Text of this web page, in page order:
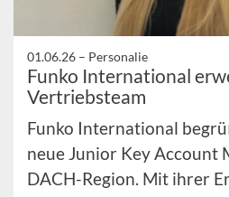
01.06.26 – Personalie
Funko International
Vertriebsteam
Funko International
neue Junior Key Account
DACH-Region. Mit ihrer